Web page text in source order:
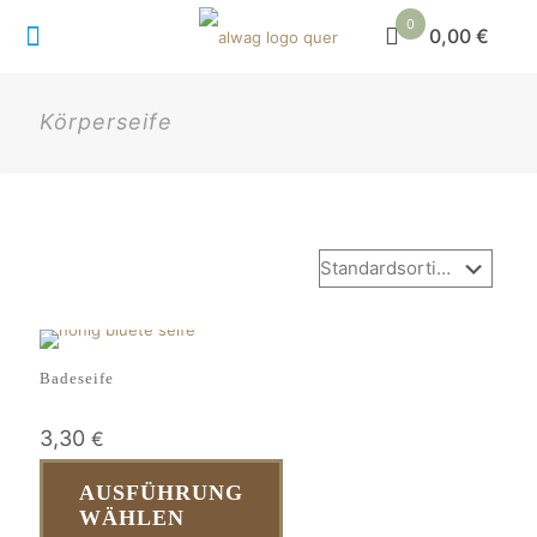
0 0,00 €
Körperseife
Badeseife
3,30 €
AUSFÜHRUNG
WÄHLEN